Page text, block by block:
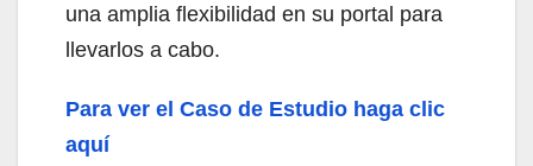
una amplia flexibilidad en su portal para
llevarlos a cabo.
Para ver el Caso de Estudio haga clic
aquí